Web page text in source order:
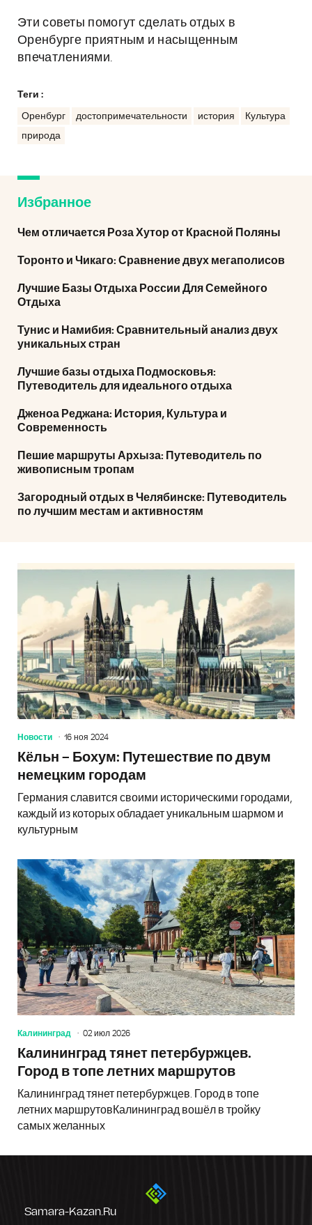
Эти советы помогут сделать отдых в
Оренбурге приятным и насыщенным
впечатлениями.
Теги :
Оренбург достопримечательности история
Культура
природа
Избранное
Чем отличается Роза Хутор от Красной Поляны
Торонто и Чикаго: Сравнение двух мегаполисов
Лучшие Базы Отдыха России Для Семейного
Отдыха
Тунис и Намибия: Сравнительный анализ двух
уникальных стран
Лучшие базы отдыха Подмосковья:
Путеводитель для идеального отдыха
Дженоа Реджана: История, Культура и
Современность
Пешие маршруты Архыза: Путеводитель по
живописным тропам
Загородный отдых в Челябинске: Путеводитель
по лучшим местам и активностям
Новости 16 ноя 2024
Кёльн – Бохум: Путешествие по двум
немецким городам
Германия славится своими историческими городами,
каждый из которых обладает уникальным шармом и
культурным
Калининград 02 июл 2026
Калининград тянет петербуржцев.
Город в топе летних маршрутов
Калининград тянет петербуржцев. Город в топе
летних маршрутовКалининград вошёл в тройку
самых желанных
Samara-Kazan.ru